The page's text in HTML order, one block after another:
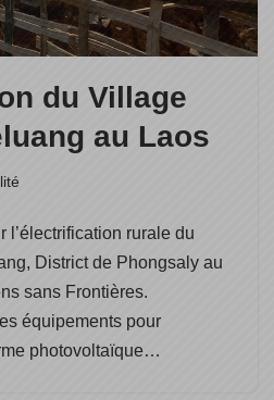
du Village
au Laos
l’électrification rurale du
District de Phongsaly au
sans Frontières.
équipements pour
photovoltaïque…